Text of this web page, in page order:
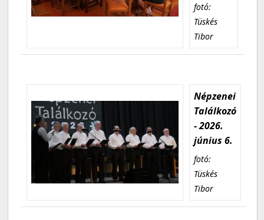
fotó:
Tüskés
Tibor
Népzenei
Találkozó
- 2026.
június 6.
fotó:
Tüskés
Tibor